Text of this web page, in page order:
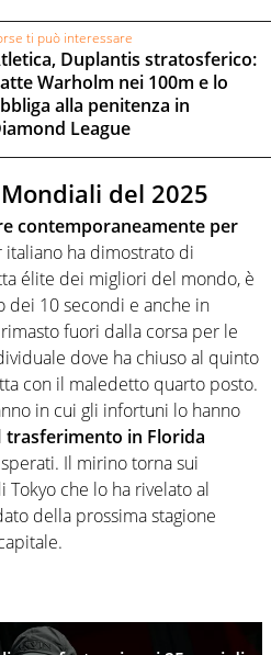
ti può interessare
Duplantis stratosferico:
Warholm nei 100m e lo
alla penitenza in
League
del 2025
contemporaneamente per
italiano ha dimostrato di
élite dei migliori del mondo, è
dei 10 secondi e anche in
fuori dalla corsa per le
dove ha chiuso al quinto
con il maledetto quarto posto.
in cui gli infortuni lo hanno
trasferimento in Florida
Il mirino torna sui
che lo ha rivelato al
della prossima stagione